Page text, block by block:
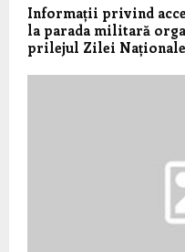
Informații privind
la parada militară
prilejul Zilei Naționale